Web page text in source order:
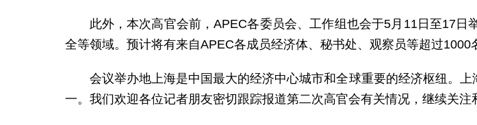
此外，本次高官会前，APEC各委员会、工作组也会于5月11日至17
全等领域。预计将有来自APEC各成员经济体、秘书处、观察员等超过1000
会议举办地上海是中国最大的经济中心城市和全球重要的经济枢纽。
一。我们欢迎各位记者朋友密切跟踪报道第二次高官会有关情况，继续关注